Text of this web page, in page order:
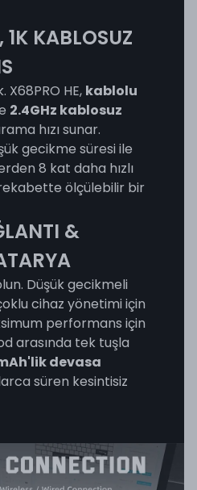
KABLOSUZ
HE, kablolu
2.4GHz kablosuz
hızı sunar.
gecikme süresi ile
8 kat daha hızlı
ölçülebilir bir
&
Düşük gecikmeli
cihaz yönetimi için
performans için
arasında tek tuşla
devasa
süren kesintisiz